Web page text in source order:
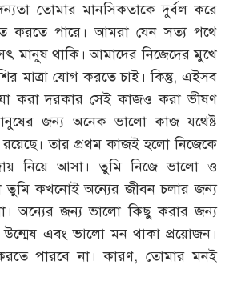
তোমার মানসিকতাকে দুর্বল করে
করতে পারে। আমরা যেন সত্য পথে
মানুষ থাকি। আমাদের নিজেদের মুখে
মাত্রা যোগ করতে চাই। কিন্তু, এইসব
করা দরকার সেই কাজও করা ভীষণ
জন্য অনেক ভালো কাজ যথেষ্ট
তার প্রথম কাজই হলো নিজেকে
নিয়ে আসা। তুমি নিজে ভালো ও
তুমি কখনোই অন্যের জীবন চলার জন্য
অন্যের জন্য ভালো কিছু করার জন্য
উন্মেষ এবং ভালো মন থাকা প্রয়োজন।
পারবে না। কারণ, তোমার মনই